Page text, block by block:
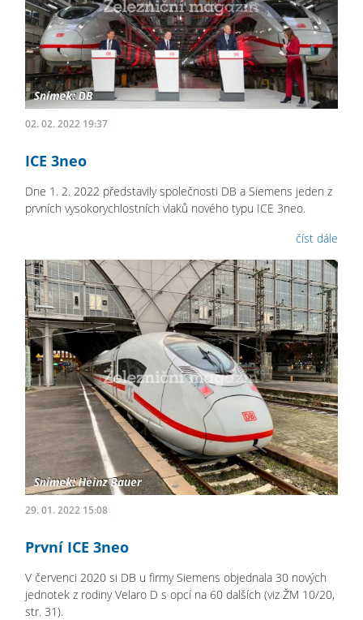
02. 02. 2022 19:37
ICE 3neo
Dne 1. 2. 2022 představily společnosti DB a Siemens jeden z
prvních vysokorychlostních vlaků nového typu ICE 3neo.
číst dále
29. 01. 2022 15:08
První ICE 3neo
V červenci 2020 si DB u firmy Siemens objednala 30 nových
jednotek z rodiny Velaro D s opcí na 60 dalších (viz ŽM 10/20,
str. 31).